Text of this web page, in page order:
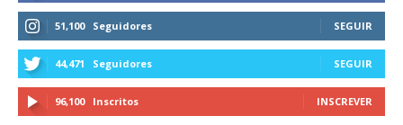
51,100 Seguidores SEGUIR
44,471 Seguidores SEGUIR
96,100 Inscritos INSCREVER